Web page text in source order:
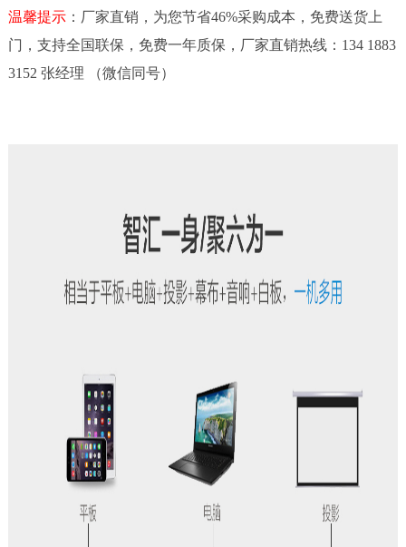
温馨提示：厂家直销，为您节省46%采购成本，免费送货上
门，支持全国联保，免费一年质保，厂家直销热线：134 1883
3152 张经理 （微信同号）